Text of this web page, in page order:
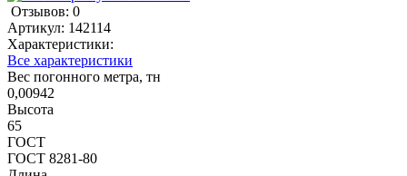
Отзывов: 0
Артикул: 142114
Характеристики:
Все характеристики
Вес погонного метра, тн
0,00942
Высота
65
ГОСТ
ГОСТ 8281-80